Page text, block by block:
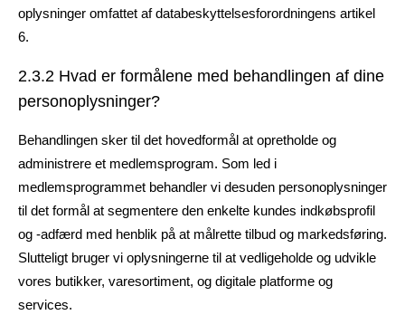
oplysninger omfattet af databeskyttelsesforordningens artikel
6.
2.3.2 Hvad er formålene med behandlingen af dine
personoplysninger?
Behandlingen sker til det hovedformål at opretholde og
administrere et medlemsprogram. Som led i
medlemsprogrammet behandler vi desuden personoplysninger
til det formål at segmentere den enkelte kundes indkøbsprofil
og -adfærd med henblik på at målrette tilbud og markedsføring.
Slutteligt bruger vi oplysningerne til at vedligeholde og udvikle
vores butikker, varesortiment, og digitale platforme og
services.